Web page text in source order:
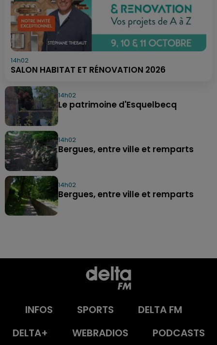
14h02
SALON HABITAT ET RÉNOVATION 2026
14h02
Le patrimoine d'Esquelbecq
14h02
Bergues, entre ville et remparts
14h02
Bergues, entre ville et remparts
INFOS SPORTS
DELTA FM
DELTA+
WEBRADIOS PODCASTS